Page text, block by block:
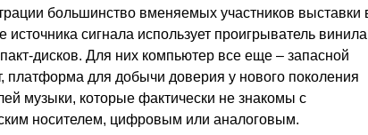
большинство вменяемых участников выставки
источника сигнала использует проигрыватель винила
дисков. Для них компьютер все еще – запасной
платформа для добычи доверия у нового поколения
музыки, которые фактически не знакомы с
носителем, цифровым или аналоговым.